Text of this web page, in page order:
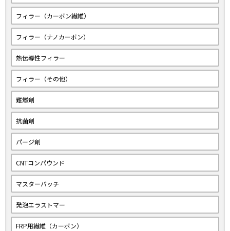
フィラー（カーボン繊維）
フィラー（ナノカーボン）
熱伝導性フィラー
フィラー（その他）
難燃剤
抗菌剤
パージ剤
CNTコンパウンド
マスターバッチ
発泡エラストマー
FRP用繊維（カーボン）